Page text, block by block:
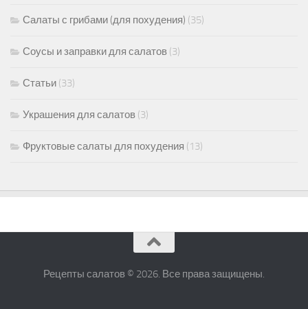
Салаты с грибами (для похудения) (35)
Соусы и заправки для салатов (3)
Статьи (33)
Украшения для салатов (3)
Фруктовые салаты для похудения (13)
Рецепты салатов © 2026. Все права защищены.